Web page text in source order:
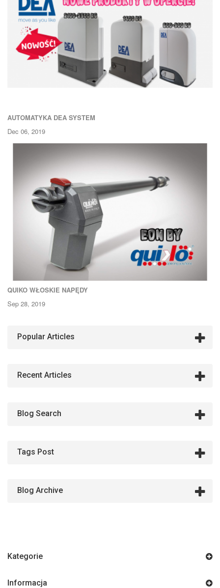
AUTOMATYKA DEA SYSTEM
Dec 06, 2019
QUIKO WŁOSKIE NAPĘDY
Sep 28, 2019
Popular Articles
Recent Articles
Blog Search
Tags Post
Blog Archive
Kategorie
Informacja